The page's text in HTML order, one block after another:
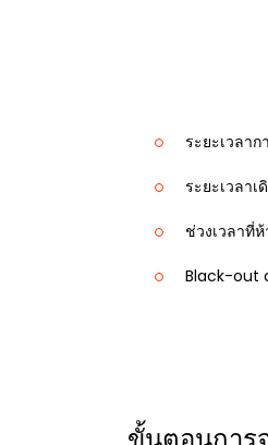
ระยะเวลา
ระยะเวลา
ช่วงเวลาที่
Black-out